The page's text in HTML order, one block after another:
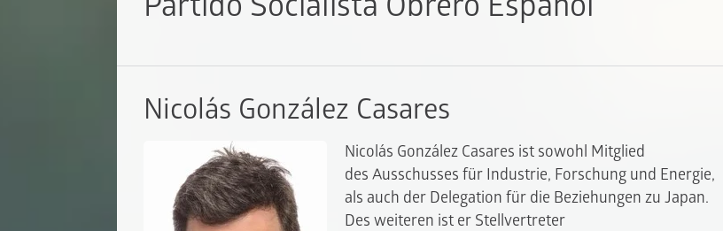
Nicolás González Casares
Nicolás González Casares ist sowohl Mitglied
des Ausschusses für Industrie, Forschung und Energie,
als auch der Delegation für die Beziehungen zu Japan.
Des weiteren ist er Stellvertreter